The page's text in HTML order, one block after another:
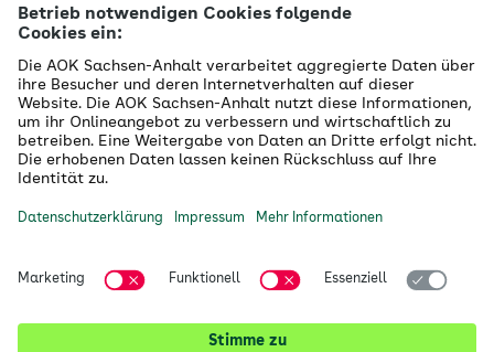
Firmenkunden
Gesundheitspartner
Betreuer- & Bevollmächtigte
Die AOK - Wir über uns
Grounding Page
Innovationsportal
Presse
Selbstverwaltung
Ihre AOK Sachsen-Anhalt vor Ort
Magdeburg